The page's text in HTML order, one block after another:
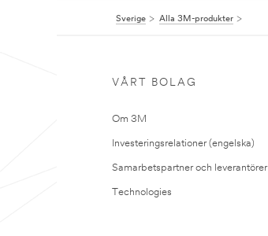
Sverige Alla 3M-produkter
VÅRT BOLAG
Om 3M
Investeringsrelationer (engelska)
Samarbetspartner och leverantörer
Technologies